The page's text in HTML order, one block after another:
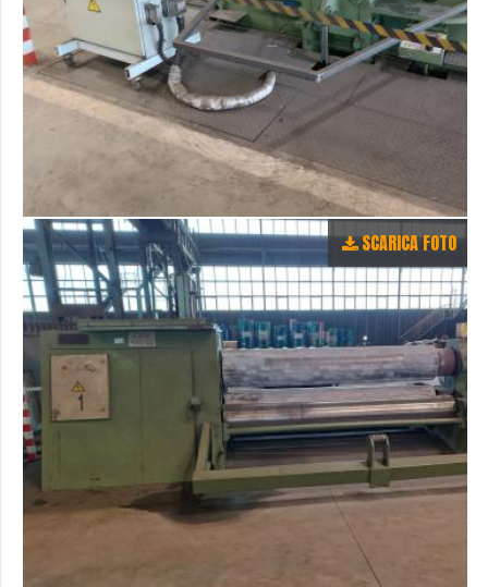
SCARICA FOTO